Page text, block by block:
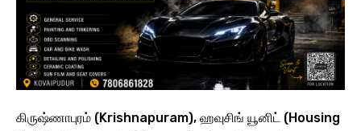
கிருஷ்ணாபுரம் (Krishnapuram), ஹவுசிங் யூனிட் (Housing